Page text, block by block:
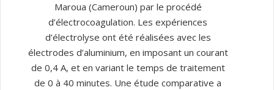
Maroua (Cameroun) par le procédé
d’électrocoagulation. Les expériences
d’électrolyse ont été réalisées avec les
électrodes d’aluminium, en imposant un courant
de 0,4 A, et en variant le temps de traitement
de 0 à 40 minutes. Une étude comparative a